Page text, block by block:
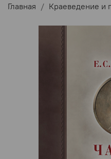
Главная Краеведение и